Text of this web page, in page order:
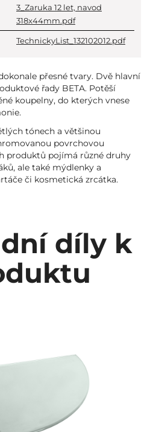
3_Zaruka 12 let, navod
318x44mm.pdf
TechnickyList_132102012.pdf
přesné tvary. Dvě hlavní
řady BETA. Potěší
koupelny, do kterých vnese
tónech a většinou
povrchovou
produktů pojímá různé druhy
ale také mýdlenky a
či kosmetická zrcátka.
díly k